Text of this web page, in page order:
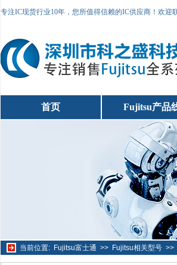
专注IC现货行业10年，您所值得信赖的IC供应商！欢
首页 Fujitsu产品
当前位置: Fujitsu富士通 >> Fujitsu相关型号>>